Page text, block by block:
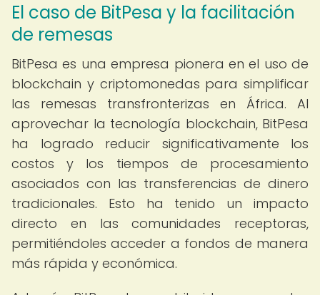
El caso de BitPesa y la facilitación
de remesas
BitPesa es una empresa pionera en el uso de
blockchain y criptomonedas para simplificar
las remesas transfronterizas en África. Al
aprovechar la tecnología blockchain, BitPesa
ha logrado reducir significativamente los
costos y los tiempos de procesamiento
asociados con las transferencias de dinero
tradicionales. Esto ha tenido un impacto
directo en las comunidades receptoras,
permitiéndoles acceder a fondos de manera
más rápida y económica.